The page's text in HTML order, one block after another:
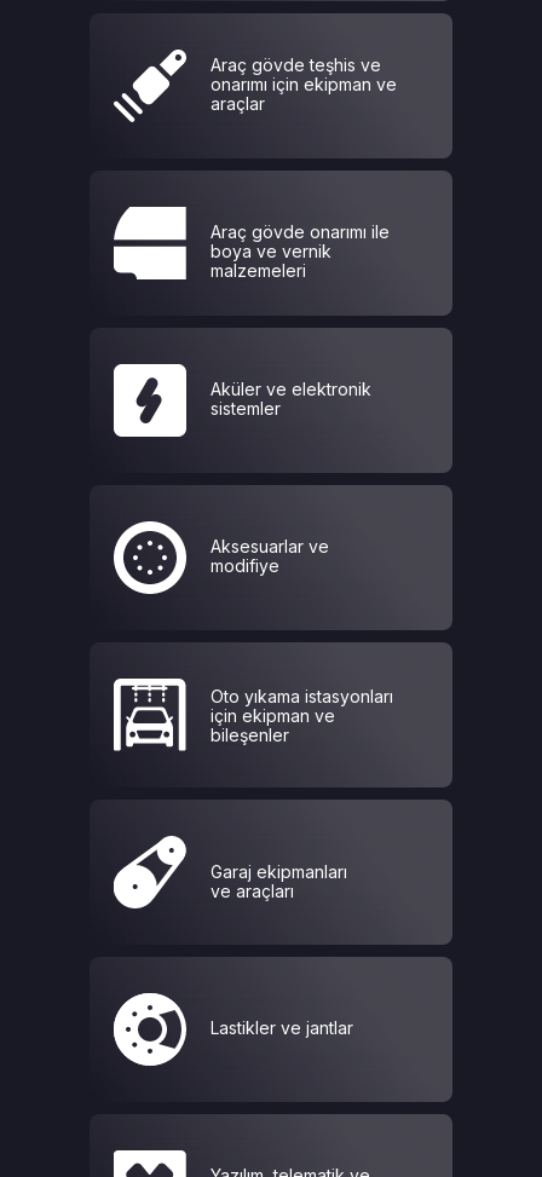
Araç gövde teşhis ve
onarımı için ekipman ve
araçlar
Araç gövde onarımı ile
boya ve vernik
malzemeleri
Aküler ve elektronik
sistemler
Aksesuarlar ve
modifiye
Oto yıkama istasyonları
için ekipman ve
bileşenler
Garaj ekipmanları
ve araçları
Lastikler ve jantlar